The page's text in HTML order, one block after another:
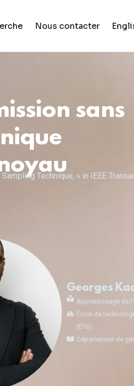
Nous contacter
sans
Technique, » in IEEE
Georges
Apprentissage de
École de
(ÉTS)
Département de